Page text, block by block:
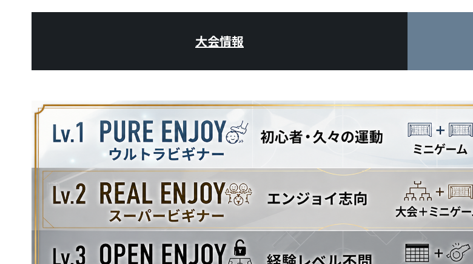
大会情報